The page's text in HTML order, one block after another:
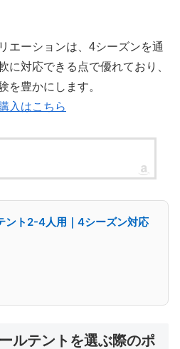
エーションは、4シーズンを通
に対応できる点で優れており、
を豊かにします。
入はこちら
ント2-4人用｜4シーズン対応
ルテントを選ぶ際のポ